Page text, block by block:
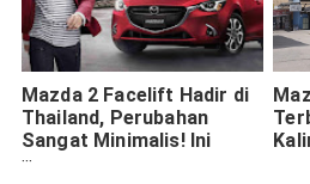
Mazda 2 Facelift Hadir di
Thailand, Perubahan
Sangat Minimalis! Ini
Detailnya